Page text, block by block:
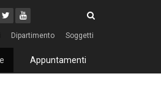
Twitter
Youtube
Dipartimento Soggetti
Appuntamenti